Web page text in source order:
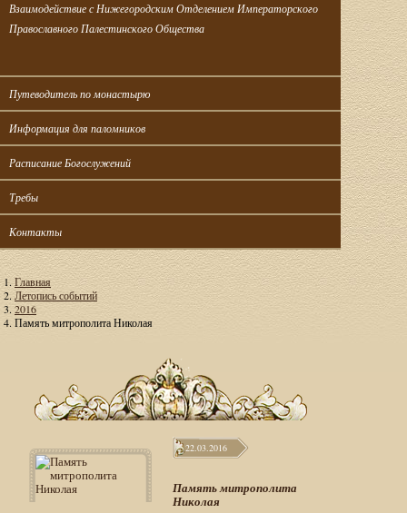
Взаимодействие с Нижегородским Отделением Императорского
Православного Палестинского Общества
Путеводитель по монастырю
Информация для паломников
Расписание Богослужений
Требы
Контакты
Главная
Летопись событий
2016
Память митрополита Николая
22.03.2016
Память митрополита
Николая